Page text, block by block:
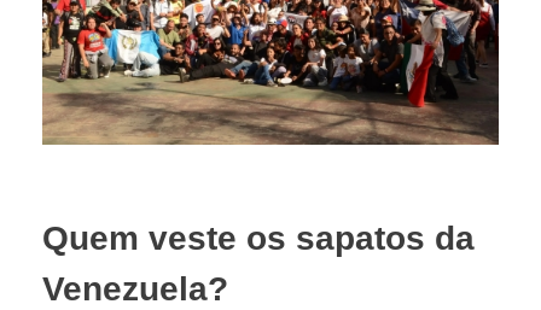
Quem veste os sapatos da
Venezuela?